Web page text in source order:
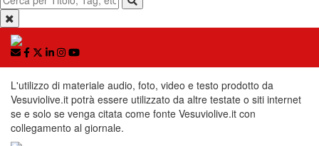
L'utilizzo di materiale audio, foto, video e testo prodotto da
Vesuviolive.it potrà essere utilizzato da altre testate o siti internet
se e solo se venga citata come fonte Vesuviolive.it con
collegamento al giornale.